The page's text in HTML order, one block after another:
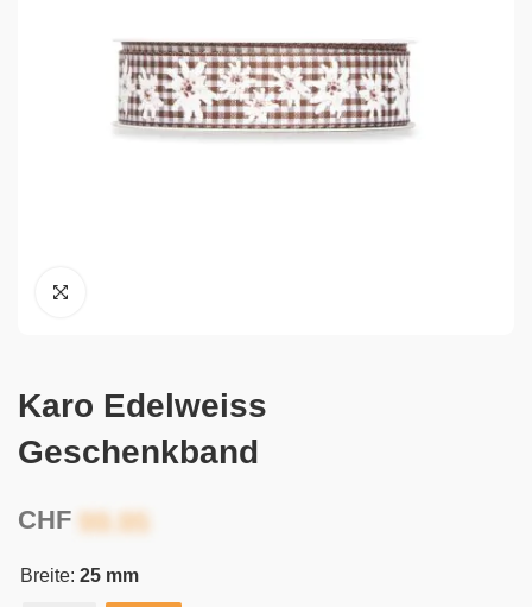
Karo Edelweiss
Geschenkband
CHF
Breite: 25 mm